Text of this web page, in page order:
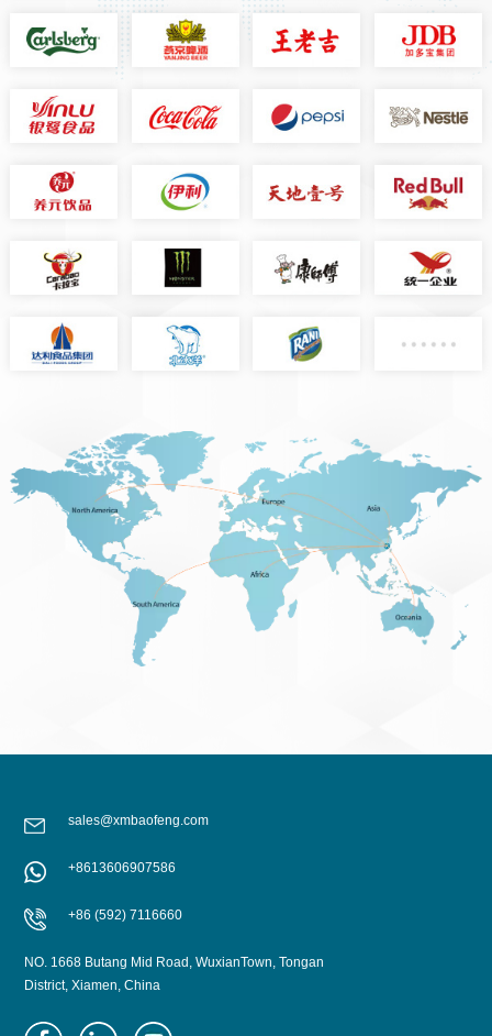
sales@xmbaofeng.com
+8613606907586
+86 (592) 7116660
NO. 1668 Butang Mid Road, WuxianTown, Tongan
District, Xiamen, China